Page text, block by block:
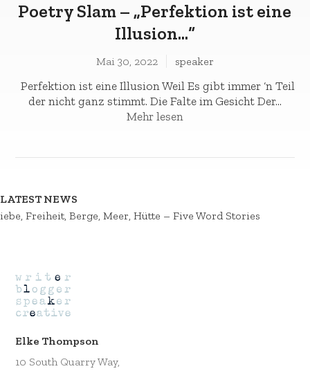
Poetry Slam – „Perfektion ist eine
Illusion…“
Mai 30, 2022 speaker
Perfektion ist eine Illusion Weil Es gibt immer ‘n Teil
der nicht ganz stimmt. Die Falte im Gesicht Der...
Mehr lesen
LATEST NEWS
Freiheit, Berge, Meer, Hütte – Five Word Stories
Elke Thompson
10 South Quarry Way,